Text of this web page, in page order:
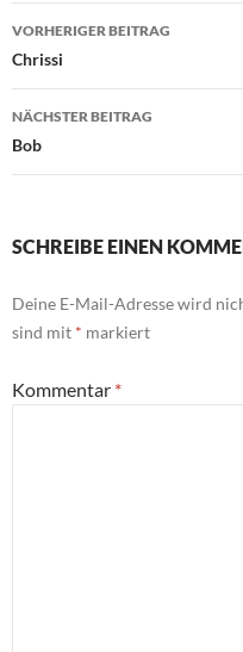
VORHERIGER BEITRAG
Chrissi
NÄCHSTER BEITRAG
Bob
SCHREIBE EINEN
Deine E-Mail-Adresse wird
sind mit * markiert
Kommentar *